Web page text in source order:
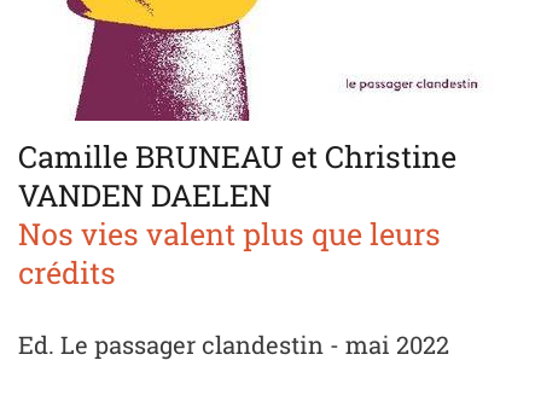
Camille BRUNEAU et Christine
VANDEN DAELEN
Nos vies valent plus que leurs
crédits
Ed. Le passager clandestin - mai 2022